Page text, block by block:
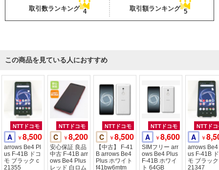
取引数ランキング 4 取引額ランキング 5
この商品を見ている人におすすめ
NTTドコモ
A ￥8,500
arrows Be4 Pl
us F-41B ドコ
モ ブラック c
21355
NTTドコモ
C ￥8,200
安心保証 良品
中古 F-41B arr
ows Be4 Plus
レッド 白ロム
NTTドコモ
C ￥8,500
【中古】 F-41
B arrows Be4
Plus ホワイト
f41bw6mtm
NTTドコモ
A ￥8,600
SIMフリー arr
ows Be4 Plus
F-41B ホワイ
ト 64GB
NTTドコ
A ￥
arrows Be4
us F-41B
モ ブラッ
21347